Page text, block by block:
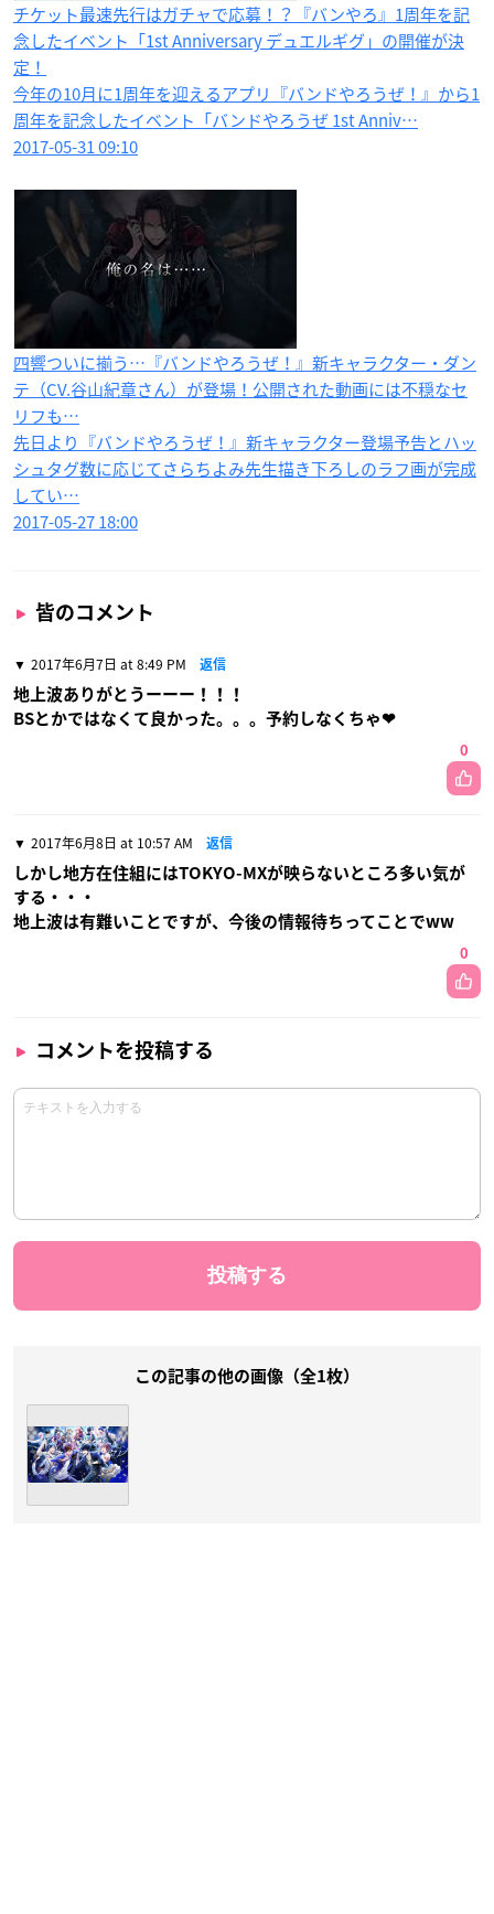
チケット最速先行はガチャで応募！？『バンやろ』1周年を記
念したイベント「1st Anniversary デュエルギグ​」の開催が決
定！
今年の10月に1周年を迎えるアプリ『バンドやろうぜ！』から1
周年を記念したイベント「バンドやろうぜ 1st Anniv…
2017-05-31 09:10
四響ついに揃う…『バンドやろうぜ！』新キャラクター・ダン
テ（CV.谷山紀章さん）が登場！公開された動画には不穏なセ
リフも…
先日より『バンドやろうぜ！』新キャラクター登場予告とハッ
シュタグ数に応じてさらちよみ先生描き下ろしのラフ画が完成
してい…
2017-05-27 18:00
皆のコメント
2017年6月7日 at 8:49 PM 返信
地上波ありがとうーーー！！！
BSとかではなくて良かった。。。予約しなくちゃ❤
0
2017年6月8日 at 10:57 AM 返信
しかし地方在住組にはTOKYO-MXが映らないところ多い気が
する・・・
地上波は有難いことですが、今後の情報待ちってことでww
0
コメントを投稿する
この記事の他の画像（全1枚）